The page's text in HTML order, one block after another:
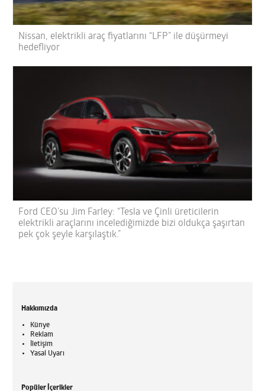
Nissan, elektrikli araç fiyatlarını “LFP” ile düşürmeyi
hedefliyor
Ford CEO’su Jim Farley: “Tesla ve Çinli üreticilerin
elektrikli araçlarını incelediğimizde bizi oldukça şaşırtan
pek çok şeyle karşılaştık.”
Hakkımızda
Künye
Reklam
İletişim
Yasal Uyarı
Popüler İçerikler